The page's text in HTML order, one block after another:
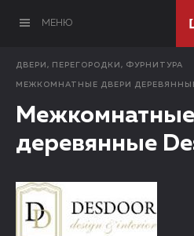
МЕНЮ
ДВЕРИ, ПЕРЕГОРОДКИ, ФУРНИТУРА
МЕЖКОМНАТНЫЕ ДВЕРИ
деревянные